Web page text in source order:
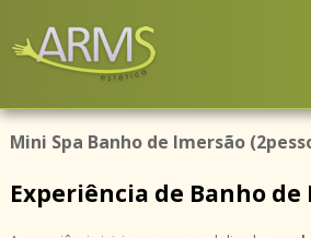
Mini Spa Banho de Imersão
Experiência de Banho de